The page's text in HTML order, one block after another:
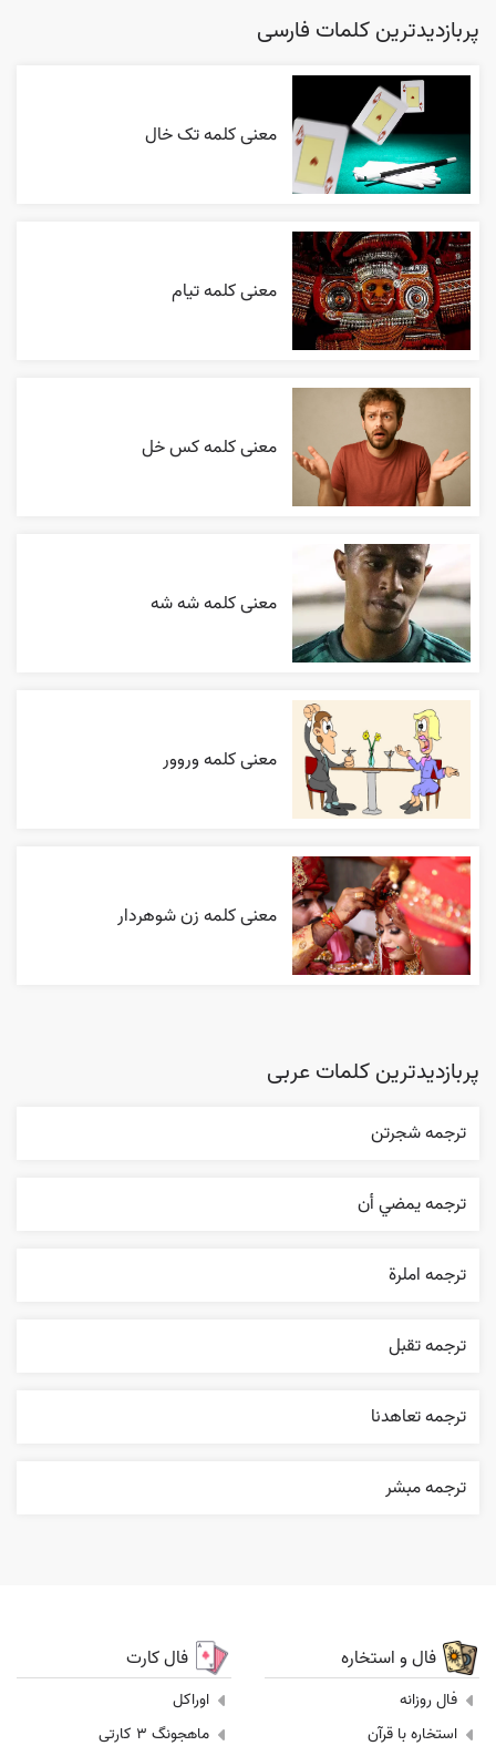
پربازدیدترین کلمات فارسی
معنی کلمه تک خال
معنی کلمه تیام
معنی کلمه کس خل
معنی کلمه شه شه
معنی کلمه وروور
معنی کلمه زن شوهردار
پربازدیدترین کلمات عربی
ترجمه شجرتن
ترجمه يمضي أن
ترجمه املرة
ترجمه تقبل
ترجمه تعاهدنا
ترجمه مبشر
فال و استخاره
فال روزانه
استخاره با قرآن
فال کارت
اوراکل
ماهجونگ 3 کارتی